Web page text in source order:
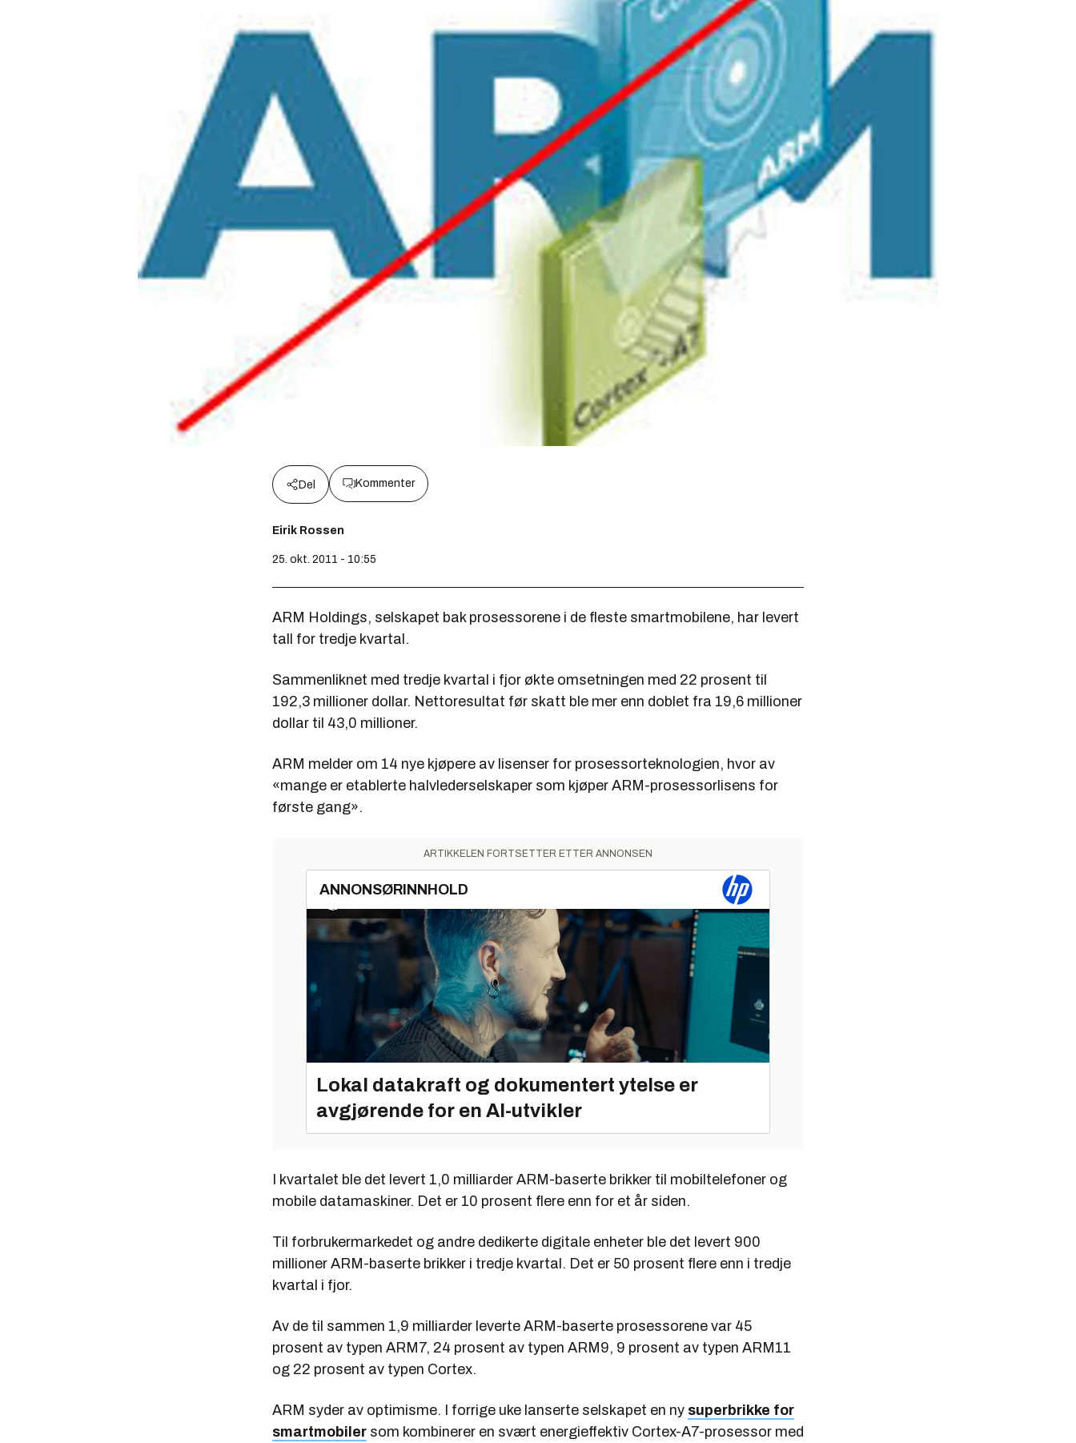
Del Kommenter
Eirik Rossen
25. okt. 2011 - 10:55
ARM Holdings, selskapet bak prosessorene i de fleste smartmobilene, har levert
tall for tredje kvartal.
Sammenliknet med tredje kvartal i fjor økte omsetningen med 22 prosent til
192,3 millioner dollar. Nettoresultat før skatt ble mer enn doblet fra 19,6 millioner
dollar til 43,0 millioner.
ARM melder om 14 nye kjøpere av lisenser for prosessorteknologien, hvor av
«mange er etablerte halvlederselskaper som kjøper ARM-prosessorlisens for
første gang».
ARTIKKELEN FORTSETTER ETTER ANNONSEN
ANNONSØRINNHOLD
Lokal datakraft og dokumentert ytelse er
avgjørende for en AI-utvikler
I kvartalet ble det levert 1,0 milliarder ARM-baserte brikker til mobiltelefoner og
mobile datamaskiner. Det er 10 prosent flere enn for et år siden.
Til forbrukermarkedet og andre dedikerte digitale enheter ble det levert 900
millioner ARM-baserte brikker i tredje kvartal. Det er 50 prosent flere enn i tredje
kvartal i fjor.
Av de til sammen 1,9 milliarder leverte ARM-baserte prosessorene var 45
prosent av typen ARM7, 24 prosent av typen ARM9, 9 prosent av typen ARM11
og 22 prosent av typen Cortex.
ARM syder av optimisme. I forrige uke lanserte selskapet en ny superbrikke for
smartmobiler som kombinerer en svært energieffektiv Cortex-A7-prosessor med